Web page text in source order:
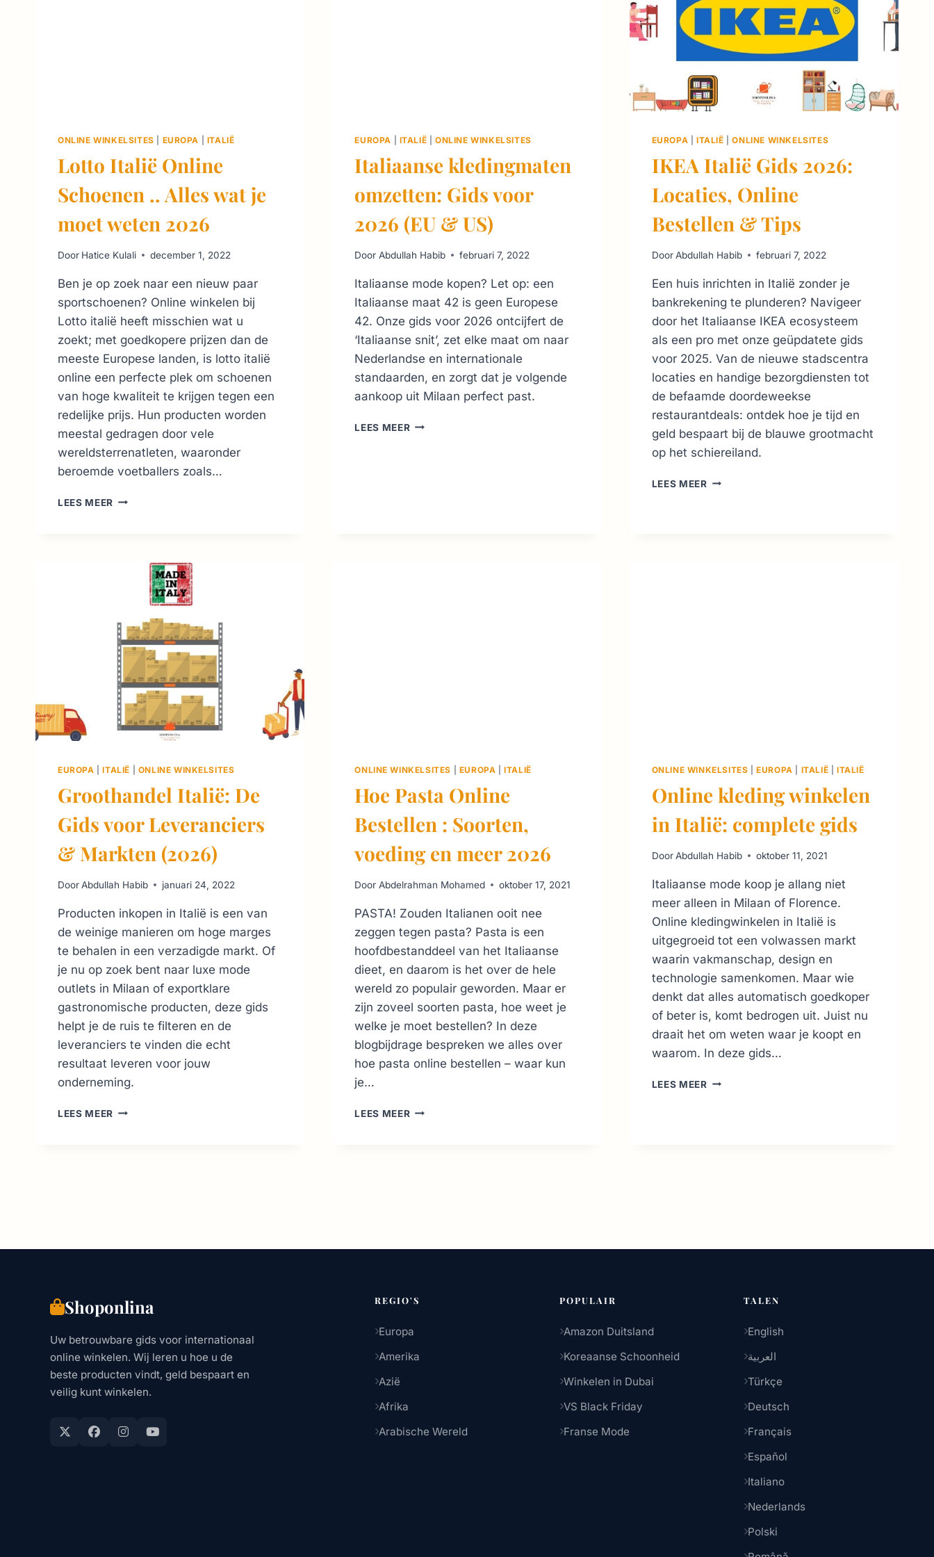
ONLINE WINKELSITES EUROPA ITALIË
Lotto Italië Online
Schoenen .. Alles wat je
moet weten 2026
Door Hatice Kulali december 1, 2022
Ben je op zoek naar een nieuw paar
sportschoenen? Online winkelen bij
Lotto italië heeft misschien wat u
zoekt; met goedkopere prijzen dan de
meeste Europese landen, is lotto italië
online een perfecte plek om schoenen
van hoge kwaliteit te krijgen tegen een
redelijke prijs. Hun producten worden
meestal gedragen door vele
wereldsterrenatleten, waaronder
beroemde voetballers zoals…
LEES MEER LOTTO
WETEN
2026
EUROPA ITALIË |ONLINE WINKELSITES
Italiaanse kledingmaten
omzetten: Gids voor
2026 (EU & US)
Door Abdullah Habib februari 7, 2022
Italiaanse mode kopen? Let op: een
Italiaanse maat 42 is geen Europese
42. Onze gids voor 2026 ontcijfert de
‘Italiaanse snit’, zet elke maat om naar
Nederlandse en internationale
standaarden, en zorgt dat je volgende
aankoop uit Milaan perfect past.
LEES MEERITALIAANSE
EUROPA |ITALIË |ONLINE WINKELSITES
IKEA Italië Gids 2026:
Locaties, Online
Bestellen & Tips
Door Abdullah Habib februari 7, 2022
Een huis inrichten in Italië zonder je
bankrekening te plunderen? Navigeer
door het Italiaanse IKEA ecosysteem
als een pro met onze geüpdatete gids
voor 2025. Van de nieuwe stadscentra
locaties en handige bezorgdiensten tot
de befaamde doordeweekse
restaurantdeals: ontdek hoe je tijd en
geld bespaart bij de blauwe grootmacht
op het schiereiland.
LEES MEERIKEA
EUROPA |ITALIË ONLINE WINKELSITES
Groothandel Italië: De
Gids voor Leveranciers
& Markten (2026)
DoorAbdullah Habib januari 24, 2022
Producten inkopen in Italië is een van
de weinige manieren om hoge marges
te behalen in een verzadigde markt. Of
je nu op zoek bent naar luxe mode
outlets in Milaan of exportklare
gastronomische producten, deze gids
helpt je de ruis te filteren en de
leveranciers te vinden die echt
resultaat leveren voor jouw
onderneming.
LEES MEER GROOTHANDEL
ONLINE WINKELSITES EUROPA |ITALIË
Hoe Pasta Online
Bestellen : Soorten,
voeding en meer 2026
Door Abdelrahman Mohamed oktober 17, 2021
PASTA! Zouden Italianen ooit nee
zeggen tegen pasta? Pasta is een
hoofdbestanddeel van het Italiaanse
dieet, en daarom is het over de hele
wereld zo populair geworden. Maar er
zijn zoveel soorten pasta, hoe weet je
welke je moet bestellen? In deze
blogbijdrage bespreken we alles over
hoe pasta online bestellen – waar kun
je…
LEES MEERHOE
ONLINE WINKELSITES |EUROPA ITALIË ITALIË
Online kleding winkelen
in Italië: complete gids
Door Abdullah Habib oktober 11, 2021
Italiaanse mode koop je allang niet
meer alleen in Milaan of Florence.
Online kledingwinkelen in Italië is
uitgegroeid tot een volwassen markt
waarin vakmanschap, design en
technologie samenkomen. Maar wie
denkt dat alles automatisch goedkoper
of beter is, komt bedrogen uit. Juist nu
draait het om weten waar je koopt en
waarom. In deze gids…
LEES MEERONLINE
Shoponlina
Uw betrouwbare gids voor internationaal
online winkelen. Wij leren u hoe u de
beste producten vindt, geld bespaart en
veilig kunt winkelen.
REGIO'S
Europa
Amerika
Azië
Afrika
Arabische Wereld
POPULAIR
Amazon Duitsland
Koreaanse Schoonheid
Winkelen in Dubai
VS Black Friday
Franse Mode
TALEN
English
العربية
Türkçe
Deutsch
Français
Español
Italiano
Nederlands
Polski